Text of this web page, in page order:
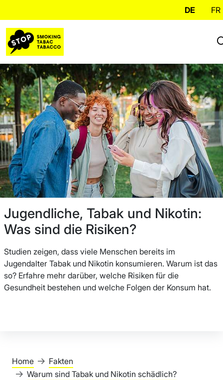
DE FR
Jugendliche, Tabak und Nikotin:
Was sind die Risiken?
Studien zeigen, dass viele Menschen bereits im
Jugendalter Tabak und Nikotin konsumieren. Warum ist das
so? Erfahre mehr darüber, welche Risiken für die
Gesundheit bestehen und welche Folgen der Konsum hat.
Home
Fakten
Warum sind Tabak und Nikotin schädlich?